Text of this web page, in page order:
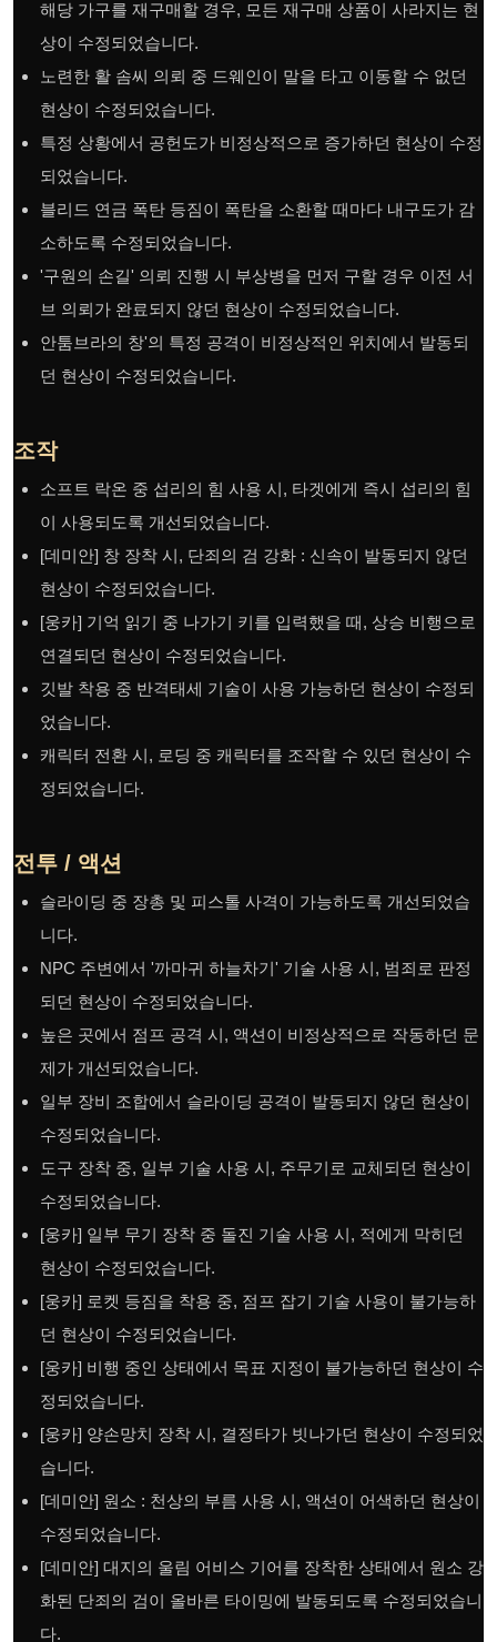
해당 가구를 재구매할 경우, 모든 재구매 상품이 사라지는 현
상이 수정되었습니다.
노련한 활 솜씨 의뢰 중 드웨인이 말을 타고 이동할 수 없던
현상이 수정되었습니다.
특정 상황에서 공헌도가 비정상적으로 증가하던 현상이 수정
되었습니다.
블리드 연금 폭탄 등짐이 폭탄을 소환할 때마다 내구도가 감
소하도록 수정되었습니다.
'구원의 손길' 의뢰 진행 시 부상병을 먼저 구할 경우 이전 서
브 의뢰가 완료되지 않던 현상이 수정되었습니다.
안툼브라의 창'의 특정 공격이 비정상적인 위치에서 발동되
던 현상이 수정되었습니다.
조작
소프트 락온 중 섭리의 힘 사용 시, 타겟에게 즉시 섭리의 힘
이 사용되도록 개선되었습니다.
[데미안] 창 장착 시, 단죄의 검 강화 : 신속이 발동되지 않던
현상이 수정되었습니다.
[웅카] 기억 읽기 중 나가기 키를 입력했을 때, 상승 비행으로
연결되던 현상이 수정되었습니다.
깃발 착용 중 반격태세 기술이 사용 가능하던 현상이 수정되
었습니다.
캐릭터 전환 시, 로딩 중 캐릭터를 조작할 수 있던 현상이 수
정되었습니다.
전투 / 액션
슬라이딩 중 장총 및 피스톨 사격이 가능하도록 개선되었습
니다.
NPC 주변에서 '까마귀 하늘차기' 기술 사용 시, 범죄로 판정
되던 현상이 수정되었습니다.
높은 곳에서 점프 공격 시, 액션이 비정상적으로 작동하던 문
제가 개선되었습니다.
일부 장비 조합에서 슬라이딩 공격이 발동되지 않던 현상이
수정되었습니다.
도구 장착 중, 일부 기술 사용 시, 주무기로 교체되던 현상이
수정되었습니다.
[웅카] 일부 무기 장착 중 돌진 기술 사용 시, 적에게 막히던
현상이 수정되었습니다.
[웅카] 로켓 등짐을 착용 중, 점프 잡기 기술 사용이 불가능하
던 현상이 수정되었습니다.
[웅카] 비행 중인 상태에서 목표 지정이 불가능하던 현상이 수
정되었습니다.
[웅카] 양손망치 장착 시, 결정타가 빗나가던 현상이 수정되었
습니다.
[데미안] 원소 : 천상의 부름 사용 시, 액션이 어색하던 현상이
수정되었습니다.
[데미안] 대지의 울림 어비스 기어를 장착한 상태에서 원소 강
화된 단죄의 검이 올바른 타이밍에 발동되도록 수정되었습니
다.